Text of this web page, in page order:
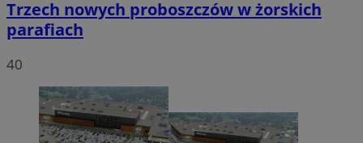
Trzech nowych proboszczów w żorskich
parafiach
40